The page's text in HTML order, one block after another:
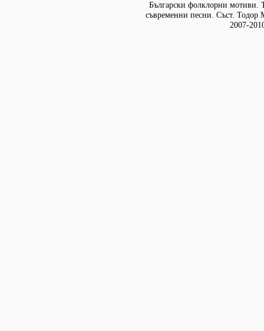
Български фолклорни мотиви.
съвременни песни. Съст.
2007-